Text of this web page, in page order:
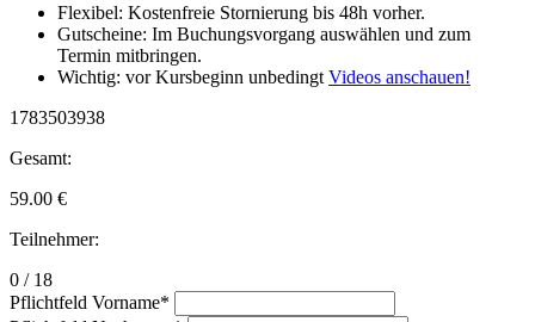
Flexibel: Kostenfreie Stornierung bis 48h vorher.
Gutscheine: Im Buchungsvorgang auswählen und zum
Termin mitbringen.
Wichtig: vor Kursbeginn unbedingt Videos anschauen!
1783503938
Gesamt:
59.00 €
Teilnehmer:
0 / 18
Pflichtfeld Vorname*